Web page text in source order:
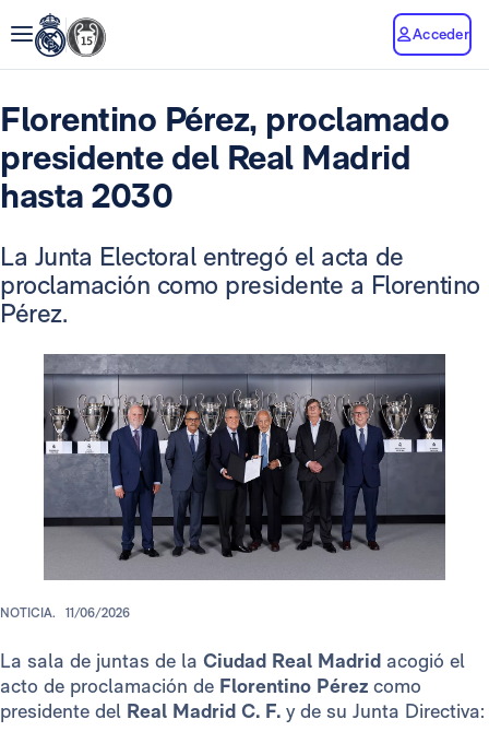
Acceder
Florentino Pérez, proclamado
presidente del Real Madrid
hasta 2030
La Junta Electoral entregó el acta de
proclamación como presidente a Florentino
Pérez.
NOTICIA. 11/06/2026
La sala de juntas de la Ciudad Real Madrid acogió el
acto de proclamación de Florentino Pérez como
presidente del Real Madrid C. F. y de su Junta Directiva: